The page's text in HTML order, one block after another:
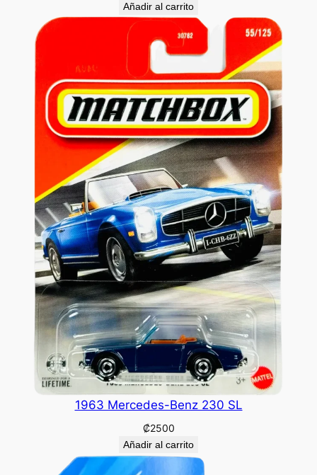
Añadir al carrito
1963 Mercedes-Benz 230 SL
₡2500
Añadir al carrito